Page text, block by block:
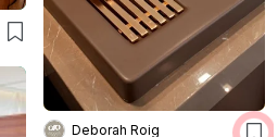
Deborah Roig